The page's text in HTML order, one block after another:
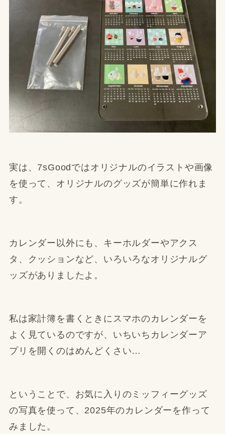
実は、7sGoodではオリジナルのイラストや画像
を使って、オリジナルのグッズが簡単に作れま
す。
カレンダー以外にも、キーホルダーやアクス
タ、クッションなど、いろいろなオリジナルグ
ッズがありましたよ。
私は家計簿を書くときにスマホのカレンダーを
よく見ているのですが、いちいちカレンダーア
プリを開くのはめんどくさい…
ということで、お気に入りのミッフィーグッズ
の写真を使って、2025年のカレンダーを作って
みました。